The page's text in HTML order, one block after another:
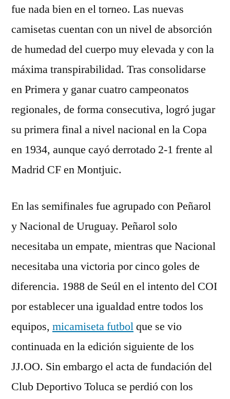
fue nada bien en el torneo. Las nuevas
camisetas cuentan con un nivel de absorción
de humedad del cuerpo muy elevada y con la
máxima transpirabilidad. Tras consolidarse
en Primera y ganar cuatro campeonatos
regionales, de forma consecutiva, logró jugar
su primera final a nivel nacional en la Copa
en 1934, aunque cayó derrotado 2-1 frente al
Madrid CF en Montjuic.
En las semifinales fue agrupado con Peñarol
y Nacional de Uruguay. Peñarol solo
necesitaba un empate, mientras que Nacional
necesitaba una victoria por cinco goles de
diferencia. 1988 de Seúl en el intento del COI
por establecer una igualdad entre todos los
equipos, micamiseta futbolque se vio
continuada en la edición siguiente de los
JJ.OO. Sin embargo el acta de fundación del
Club Deportivo Toluca se perdió con los